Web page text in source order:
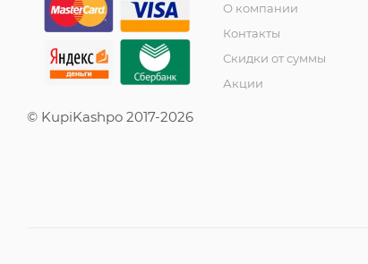
© KupiKashpo 2017-2026
О компании
Контакты
Скидки от суммы
Акции